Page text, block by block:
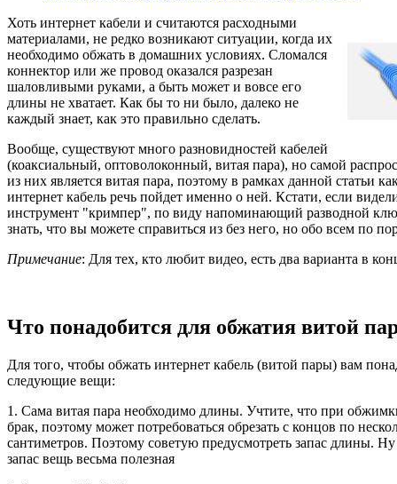
Хоть интернет кабели и считаются расходными
материалами, не редко возникают ситуации, когда их
необходимо обжать в домашних условиях. Сломался
коннектор или же провод оказался разрезан
шаловливыми руками, а быть может и вовсе его
длины не хватает. Как бы то ни было, далеко не
каждый знает, как это правильно сделать.
Вообще, существуют много разновидностей кабелей
(коаксиальный, оптоволоконный, витая пара), но самой
из них является витая пара, поэтому в рамках данной статьи
интернет кабель речь пойдет именно о ней. Кстати, если
инструмент "кримпер", по виду напоминающий разводной
знать, что вы можете справиться из без него, но обо всем по
Примечание: Для тех, кто любит видео, есть два варианта в
Что понадобится для обжатия витой
Для того, чтобы обжать интернет кабель (витой пары) вам
следующие вещи:
1. Сама витая пара необходимо длины. Учтите, что при
брак, поэтому может потребоваться обрезать с концов по
сантиметров. Поэтому советую предусмотреть запас длины.
запас вещь весьма полезная